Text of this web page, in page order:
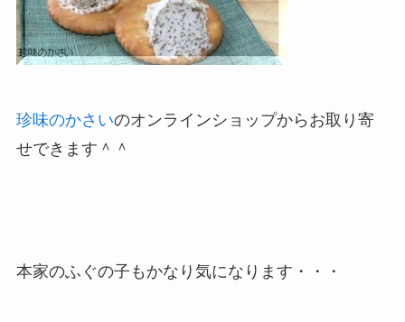
珍味のかさいのオンラインショップからお取り寄
せできます＾＾
本家のふぐの子もかなり気になります・・・